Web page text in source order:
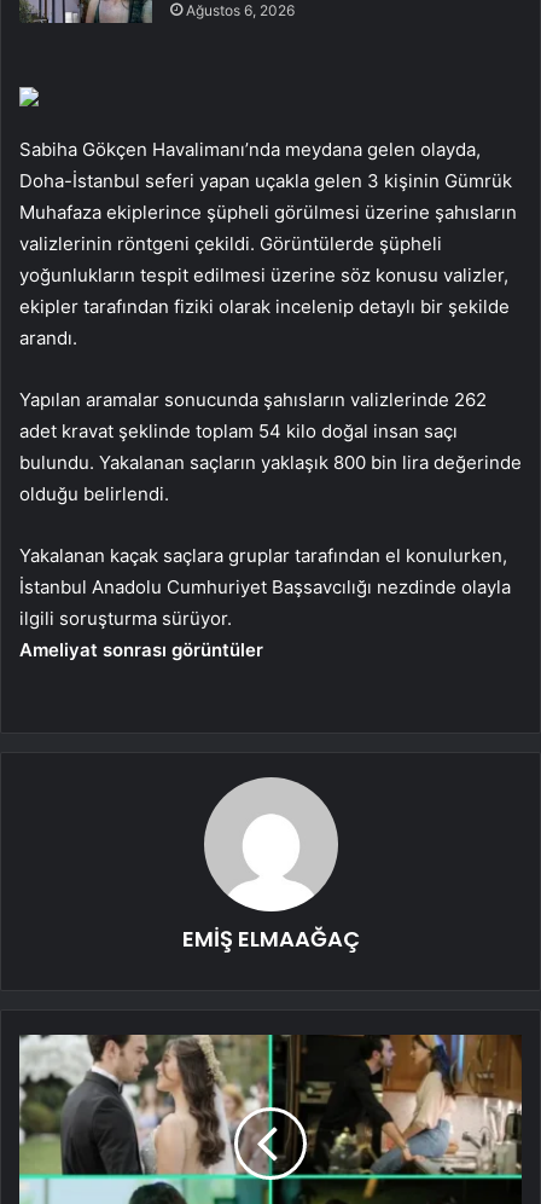
Ağustos 6, 2026
Sabiha Gökçen Havalimanı’nda meydana gelen olayda,
Doha-İstanbul seferi yapan uçakla gelen 3 kişinin Gümrük
Muhafaza ekiplerince şüpheli görülmesi üzerine şahısların
valizlerinin röntgeni çekildi. Görüntülerde şüpheli
yoğunlukların tespit edilmesi üzerine söz konusu valizler,
ekipler tarafından fiziki olarak incelenip detaylı bir şekilde
arandı.
Yapılan aramalar sonucunda şahısların valizlerinde 262
adet kravat şeklinde toplam 54 kilo doğal insan saçı
bulundu. Yakalanan saçların yaklaşık 800 bin lira değerinde
olduğu belirlendi.
Yakalanan kaçak saçlara gruplar tarafından el konulurken,
İstanbul Anadolu Cumhuriyet Başsavcılığı nezdinde olayla
ilgili soruşturma sürüyor.
Ameliyat sonrası görüntüler
EMİŞ ELMAAĞAÇ